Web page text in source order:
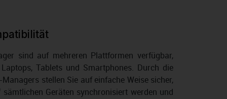
sind auf mehreren Plattformen verfügbar,
Tablets und Smartphones. Durch die
stellen Sie auf einfache Weise sicher,
Geräten synchronisiert werden und